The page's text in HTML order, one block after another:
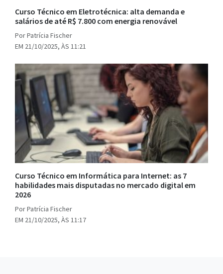
Curso Técnico em Eletrotécnica: alta demanda e
salários de até R$ 7.800 com energia renovável
Por Patrícia Fischer
EM 21/10/2025, ÀS 11:21
Curso Técnico em Informática para Internet: as 7
habilidades mais disputadas no mercado digital em
2026
Por Patrícia Fischer
EM 21/10/2025, ÀS 11:17